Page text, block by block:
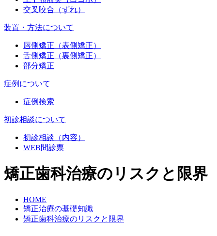
交叉咬合（ずれ）
装置・方法について
唇側矯正（表側矯正）
舌側矯正（裏側矯正）
部分矯正
症例について
症例検索
初診相談について
初診相談（内容）
WEB問診票
矯正歯科治療のリスクと限界
HOME
矯正治療の基礎知識
矯正歯科治療のリスクと限界